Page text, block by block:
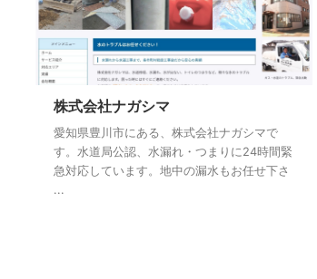
株式会社ナガシマ
愛知県豊川市にある、株式会社ナガシマで
す。水道局公認、水漏れ・つまりに24時間緊
急対応しています。地中の漏水もお任せ下さ
...